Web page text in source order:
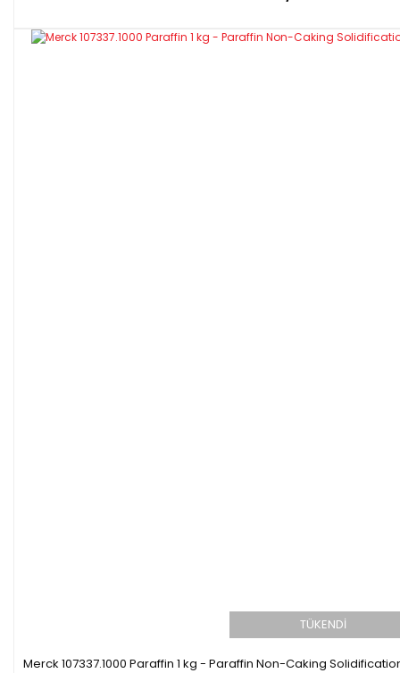
TÜKENDİ
Merck 107337.1000 Paraffin 1 kg - Paraffin Non-Caking